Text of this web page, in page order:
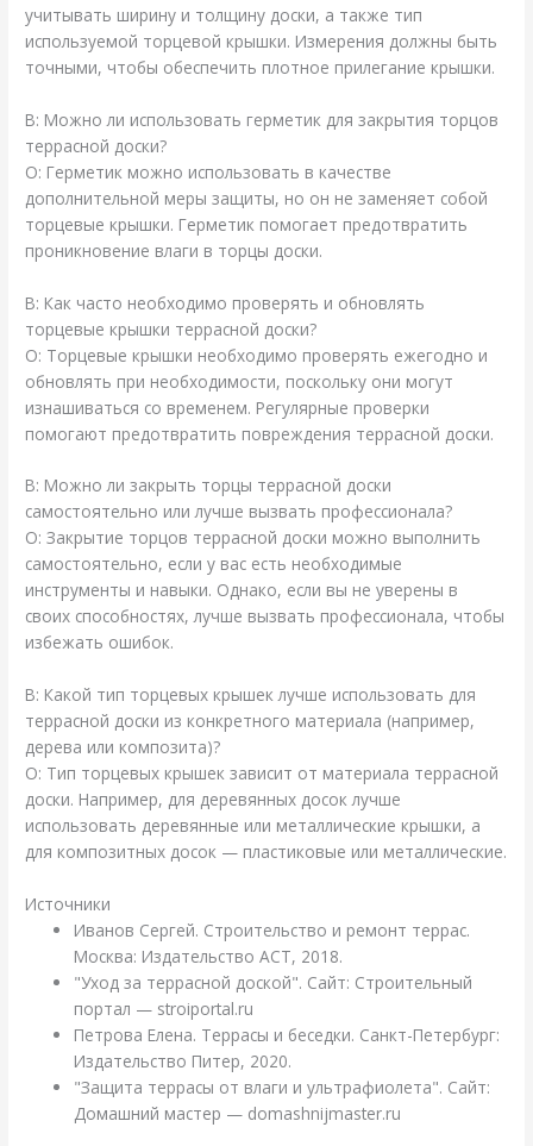
учитывать ширину и толщину доски, а также тип
используемой торцевой крышки. Измерения должны быть
точными, чтобы обеспечить плотное прилегание крышки.
В: Можно ли использовать герметик для закрытия торцов
террасной доски?
О: Герметик можно использовать в качестве
дополнительной меры защиты, но он не заменяет собой
торцевые крышки. Герметик помогает предотвратить
проникновение влаги в торцы доски.
В: Как часто необходимо проверять и обновлять
торцевые крышки террасной доски?
О: Торцевые крышки необходимо проверять ежегодно и
обновлять при необходимости, поскольку они могут
изнашиваться со временем. Регулярные проверки
помогают предотвратить повреждения террасной доски.
В: Можно ли закрыть торцы террасной доски
самостоятельно или лучше вызвать профессионала?
О: Закрытие торцов террасной доски можно выполнить
самостоятельно, если у вас есть необходимые
инструменты и навыки. Однако, если вы не уверены в
своих способностях, лучше вызвать профессионала, чтобы
избежать ошибок.
В: Какой тип торцевых крышек лучше использовать для
террасной доски из конкретного материала (например,
дерева или композита)?
О: Тип торцевых крышек зависит от материала террасной
доски. Например, для деревянных досок лучше
использовать деревянные или металлические крышки, а
для композитных досок — пластиковые или металлические.
Источники
Иванов Сергей. Строительство и ремонт террас.
Москва: Издательство АСТ, 2018.
"Уход за террасной доской". Сайт: Строительный
портал — stroiportal.ru
Петрова Елена. Террасы и беседки. Санкт-Петербург:
Издательство Питер, 2020.
"Защита террасы от влаги и ультрафиолета". Сайт:
Домашний мастер — domashnijmaster.ru